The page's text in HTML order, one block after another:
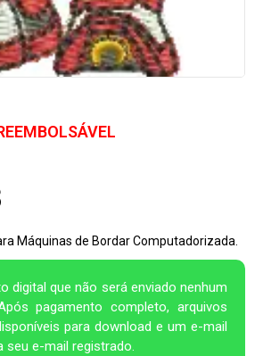
Máquinas de Bordar Computadorizada.
digital que não será enviado nenhum
pagamento completo, arquivos
para download e um e-mail
seu e-mail registrado.